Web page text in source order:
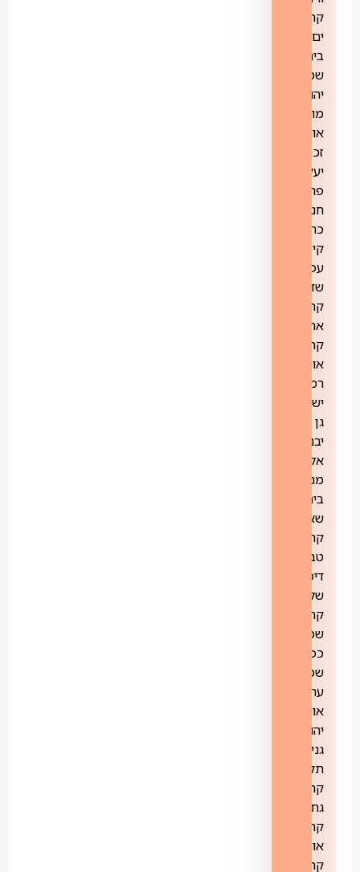
קריית
ים,
בית
שמש,
יהוד
מונוסון,
אורנית,
זכרון
יעקב,
פרדס
חנה
כרכור,
קיסריה,
עפולה,
שדרות,
קרית
אתא,
קריית
אונו,
רמת
ישי,
גן
יבנה,
אלפי
מנשה,
בית
שאן,
קרית
טבעון,
דימונה,
שלומי,
קריית
שמונה,
כפר
שמריהו,
ערד,
אור
יהודה,
גני
תקווה,
קרית
גת,
קרית
אונו,
קרית